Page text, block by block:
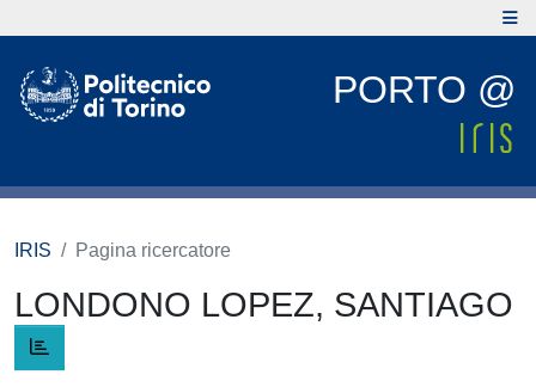
PORTO @
IRIS Pagina ricercatore
LONDONO LOPEZ, SANTIAGO